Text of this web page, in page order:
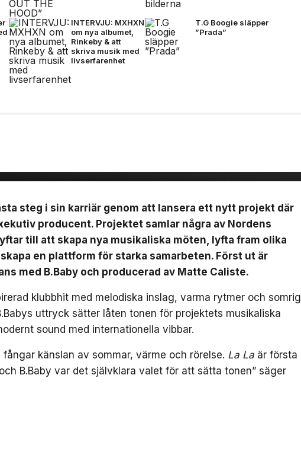
INTERVJU: MXHXN
om nya albumet,
Rinkeby & att
skriva musik med
livserfarenhet
T.G Boogie släpper
”Prada”
steg i sin karriär genom att lansera ett nytt projekt där
producent. Projektet samlar några av Nordens
till att skapa nya musikaliska möten, lyfta fram olika
en plattform för starka samarbeten. Först ut är
med B.Baby och producerad av Matte Caliste.
klubbhit med melodiska inslag, varma rytmer och somrig
uttryck sätter låten tonen för projektets musikaliska
sound med internationella vibbar.
känslan av sommar, värme och rörelse. La La är första
B.Baby var det självklara valet för att sätta tonen” säger